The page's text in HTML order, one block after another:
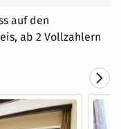
auf den
ab 2 Vollzahlern